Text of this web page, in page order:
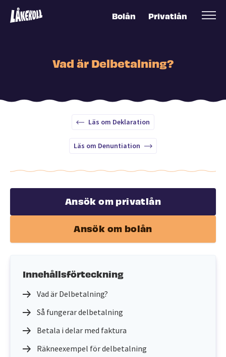
Bolån Privatlån
Vad är Delbetalning?
Läs om Deklaration
Läs om Denuntiation
Ansök om privatlån
Ansök om bolån
Innehållsförteckning
Vad är Delbetalning?
Så fungerar delbetalning
Betala i delar med faktura
Räkneexempel för delbetalning